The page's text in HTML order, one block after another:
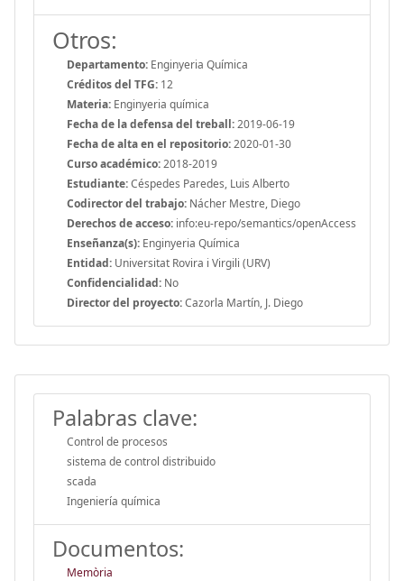
Otros:
Departamento: Enginyeria Química
Créditos del TFG: 12
Materia: Enginyeria química
Fecha de la defensa del treball:2019-06-19
Fecha de alta en el repositorio:2020-01-30
Curso académico:2018-2019
Estudiante:Céspedes Paredes, Luis Alberto
Codirector del trabajo: Nácher Mestre, Diego
Derechos de acceso: info:eu-repo/semantics/openAccess
Enseñanza(s): Enginyeria Química
Entidad: Universitat Rovira i Virgili (URV)
Confidencialidad: No
Director del proyecto:Cazorla Martín, J. Diego
Palabras clave:
Control de procesos
sistema de control distribuido
scada
Ingeniería química
Documentos:
Memòria